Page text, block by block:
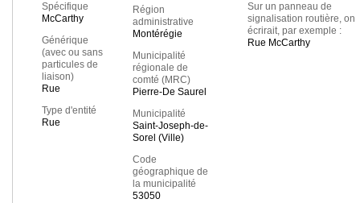
Spécifique
McCarthy
Générique
(avec ou sans
particules de
liaison)
Rue
Type d'entité
Rue
Région
administrative
Montérégie
Municipalité
régionale de
comté (MRC)
Pierre-De Saurel
Municipalité
Saint-Joseph-de-
Sorel (Ville)
Code
géographique de
la municipalité
53050
Sur un panneau de
signalisation routière, on
écrirait, par exemple :
Rue McCarthy